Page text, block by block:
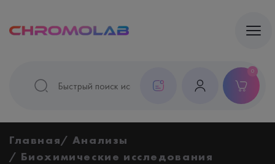
0
Главная
Анализы
Биохимические исследования